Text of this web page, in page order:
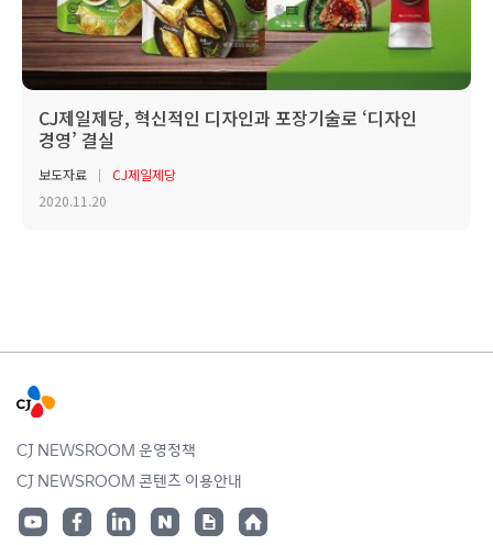
CJ제일제당, 혁신적인 디자인과 포장기술로 ‘디자인
경영’ 결실
보도자료
CJ제일제당
2020.11.20
CJ NEWSROOM 운영정책
CJ NEWSROOM 콘텐츠 이용안내